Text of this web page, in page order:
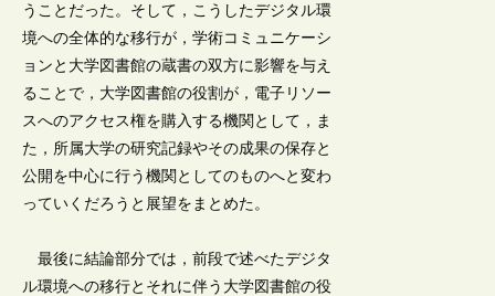
うことだった。そして，こうしたデジタル環
境への全体的な移行が，学術コミュニケーシ
ョンと大学図書館の蔵書の双方に影響を与え
ることで，大学図書館の役割が，電子リソー
スへのアクセス権を購入する機関として，ま
た，所属大学の研究記録やその成果の保存と
公開を中心に行う機関としてのものへと変わ
っていくだろうと展望をまとめた。
最後に結論部分では，前段で述べたデジタ
ル環境への移行とそれに伴う大学図書館の役